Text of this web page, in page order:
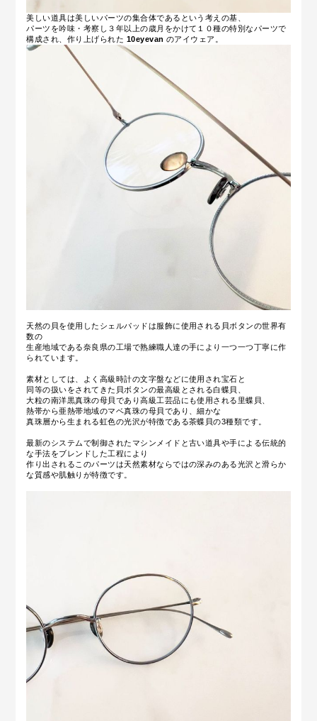
美しい道具は美しいパーツの集合体であるという考えの基、
パーツを吟味・考察し３年以上の歳月をかけて１０種の特別なパーツで
構成され、作り上げられた 10eyevan のアイウェア。
天然の貝を使用したシェルパッドは服飾に使用される貝ボタンの世界有
数の
生産地域である奈良県の工場で熟練職人達の手により一つ一つ丁寧に作
られています。
素材としては、よく高級時計の文字盤などに使用され宝石と
同等の扱いをされてきた貝ボタンの最高級とされる白蝶貝、
大粒の南洋黒真珠の母貝であり高級工芸品にも使用される里蝶貝、
熱帯から亜熱帯地域のマベ真珠の母貝であり、細かな
真珠層から生まれる虹色の光沢が特徴である茶蝶貝の3種類です。
最新のシステムで制御されたマシンメイドと古い道具や手による伝統的
な手法をブレンドした工程により
作り出されるこのパーツは天然素材ならではの深みのある光沢と滑らか
な質感や肌触りが特徴です。